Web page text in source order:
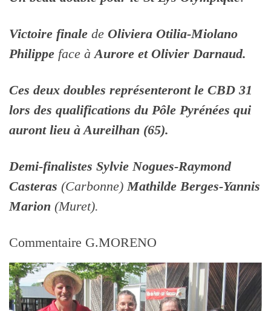
Victoire finale de Oliviera Otilia-Miolano
Philippe face à Aurore et Olivier Darnaud.
Ces deux doubles représenteront le CBD 31
lors des qualifications du Pôle Pyrénées qui
auront lieu à Aureilhan (65).
Demi-finalistes Sylvie Nogues-Raymond
Casteras (Carbonne)Mathilde Berges-Yannis
Marion (Muret).
Commentaire G.MORENO